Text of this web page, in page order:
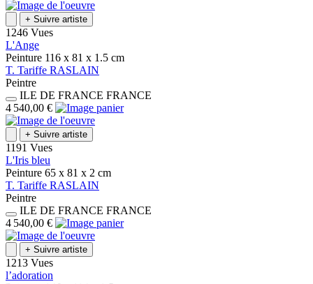
+ Suivre artiste
1246 Vues
L'Ange
Peinture 116 x 81 x 1.5 cm
T. Tariffe RASLAIN
Peintre
ILE DE FRANCE FRANCE
4 540,00 €
+ Suivre artiste
1191 Vues
L'Iris bleu
Peinture 65 x 81 x 2 cm
T. Tariffe RASLAIN
Peintre
ILE DE FRANCE FRANCE
4 540,00 €
+ Suivre artiste
1213 Vues
l’adoration